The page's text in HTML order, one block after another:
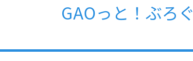
GAOっと！ぶろぐ